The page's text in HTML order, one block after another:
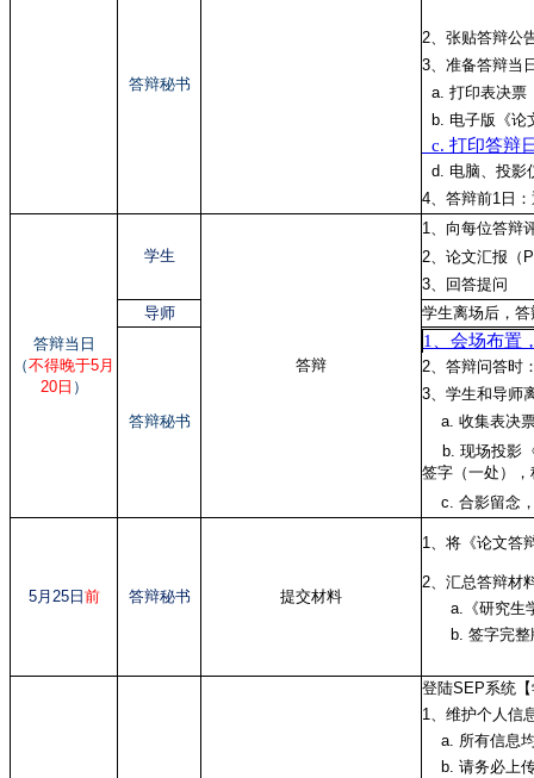
答辩秘书
2、张贴答辩公
3、准备答辩当
a. 打印表决票
b. 电子版《论
c. 打印答辩
d. 电脑、投影
4、答辩前1日
答辩当日
（不得晚于5月
20日 ）
学生
答辩
1、向每位答辩
2、论文汇报（
3、回答提问
导师
学生离场后，
答辩秘书
1、会场布置
2、答辩问答时
3、学生和导师
a. 收集表决
b. 现场投影
签字（一处）
c. 合影留念
5月25日 前 答辩秘书 提交材料
1、将《论文答
2、汇总答辩材
a.《研究生学
b. 签字完整版
登陆SEP系统
1、维护个人信
a. 所有信息均
b. 请务必上传